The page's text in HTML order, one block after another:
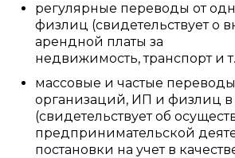
регулярные переводы от
физлиц (свидетельствует о
арендной платы за
недвижимость, транспорт и
массовые и частые
организаций, ИП и физлиц в
(свидетельствует об
предпринимательской
постановки на учет в